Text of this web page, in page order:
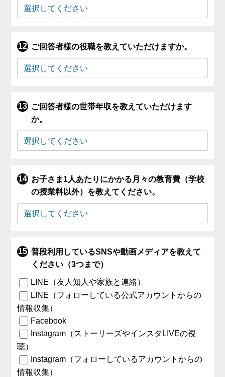
ご回答者様の役職を教えていただけますか。
ご回答者様の世帯年収を教えていただけます
か。
お子さま1人あたりにかかる月々の教育費（学校
の授業料以外）を教えてください。
普段利用しているSNSや動画メディアを教えて
ください（3つまで）
LINE（友人知人や家族と連絡）
LINE（フォローしている公式アカウントからの
情報収集）
Facebook
Instagram（ストーリーズやインスタLIVEの視
聴）
Instagram（フォローしているアカウントからの
情報収集）